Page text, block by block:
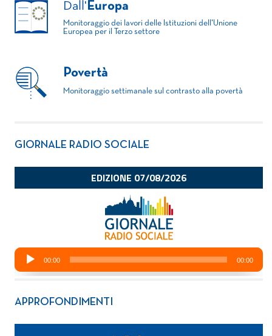
Dall' Europa
Monitoraggio dei lavori delle Istituzioni dell'Unione
Europea per il Terzo settore
Povertà
Monitoraggio settimanale sul contrasto alla povertà
GIORNALE RADIO SOCIALE
APPROFONDIMENTI